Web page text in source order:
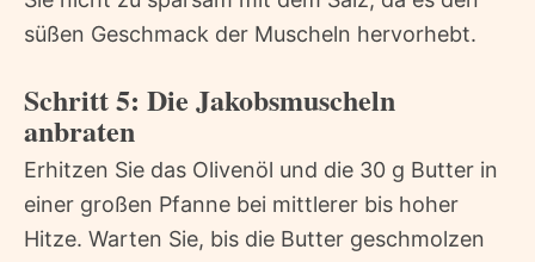
süßen Geschmack der Muscheln hervorhebt.
Schritt 5: Die Jakobsmuscheln
anbraten
Erhitzen Sie das Olivenöl und die 30 g Butter in
einer großen Pfanne bei mittlerer bis hoher
Hitze. Warten Sie, bis die Butter geschmolzen